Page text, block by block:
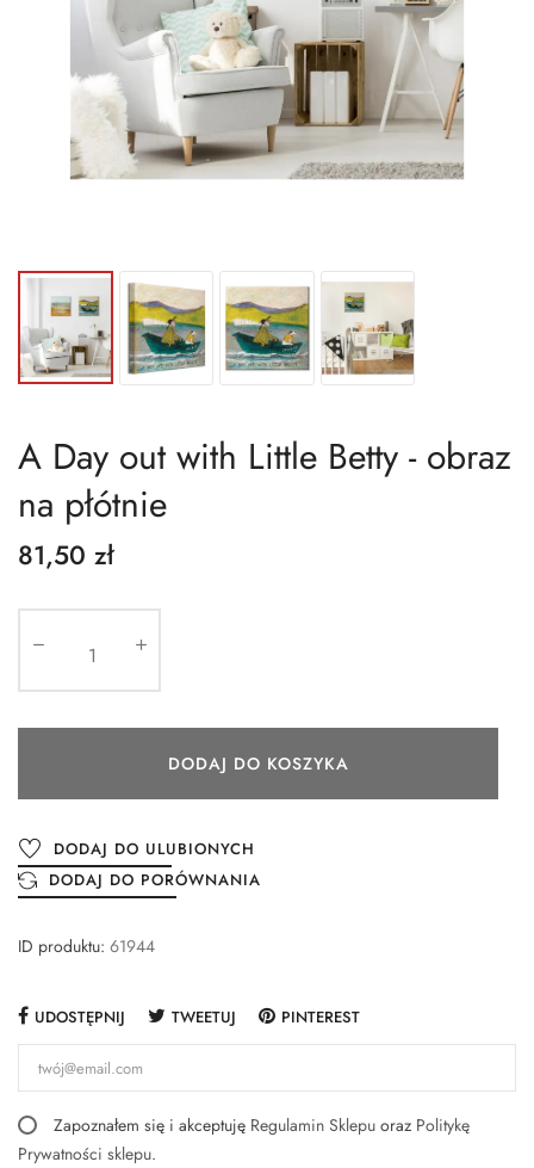
A Day out with Little Betty - obraz
na płótnie
81,50 zł
DODAJ DO KOSZYKA
DODAJ DO ULUBIONYCH
DODAJ DO PORÓWNANIA
ID produktu: 61944
UDOSTĘPNIJ TWEETUJ PINTEREST
Zapoznałem się i akceptuję Regulamin Sklepu oraz Politykę
Prywatności sklepu.